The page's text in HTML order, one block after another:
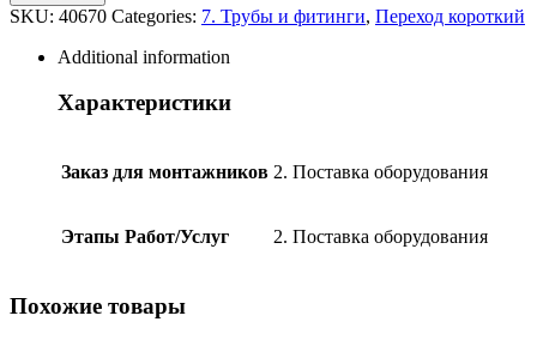
ПВХ
90х50
PIMTAS,
Турция
090050
SKU: 40670 Categories: 7. Трубы и фитинги, Переход короткий
Additional information
Характеристики
Заказ для монтажников 2. Поставка оборудования
Этапы Работ/Услуг 2. Поставка оборудования
Похожие товары